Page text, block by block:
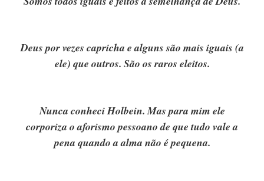
Deus por vezes capricha e alguns são mais iguais (a
ele) que outros. São os raros eleitos.
Nunca conheci Holbein. Mas para mim ele
corporiza o aforismo pessoano de que tudo vale a
pena quando a alma não é pequena.